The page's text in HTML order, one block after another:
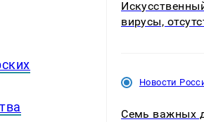
вирусы,
Новости
Семь важных